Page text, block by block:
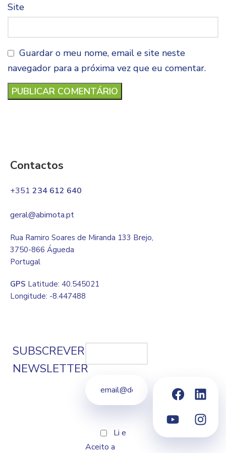
Site
Guardar o meu nome, email e site neste
navegador para a próxima vez que eu comentar.
Contactos
+351 234 612 640
geral@abimota.pt
Rua Ramiro Soares de Miranda 133 Brejo,
3750-866 Águeda
Portugal
GPS Latitude: 40.545021
Longitude: -8.447488
SUBSCREVER
NEWSLETTER
Li e
Aceito a